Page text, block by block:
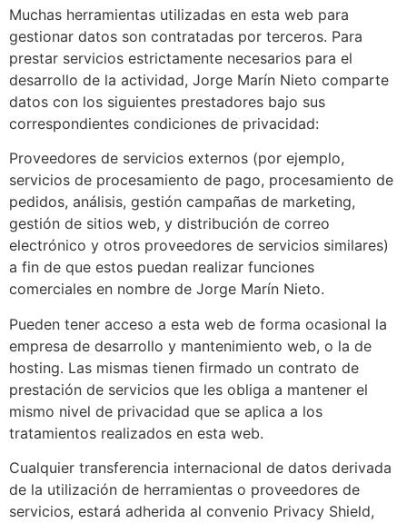
Muchas herramientas utilizadas en esta web para
gestionar datos son contratadas por terceros. Para
prestar servicios estrictamente necesarios para el
desarrollo de la actividad, Jorge Marín Nieto comparte
datos con los siguientes prestadores bajo sus
correspondientes condiciones de privacidad:
Proveedores de servicios externos (por ejemplo,
servicios de procesamiento de pago, procesamiento de
pedidos, análisis, gestión campañas de marketing,
gestión de sitios web, y distribución de correo
electrónico y otros proveedores de servicios similares)
a fin de que estos puedan realizar funciones
comerciales en nombre de Jorge Marín Nieto.
Pueden tener acceso a esta web de forma ocasional la
empresa de desarrollo y mantenimiento web, o la de
hosting. Las mismas tienen firmado un contrato de
prestación de servicios que les obliga a mantener el
mismo nivel de privacidad que se aplica a los
tratamientos realizados en esta web.
Cualquier transferencia internacional de datos derivada
de la utilización de herramientas o proveedores de
servicios, estará adherida al convenio Privacy Shield,